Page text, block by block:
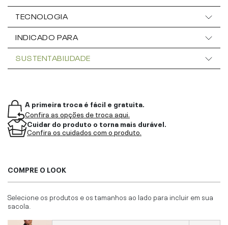
TECNOLOGIA
INDICADO PARA
SUSTENTABILIDADE
A primeira troca é fácil e gratuita.
Confira as opções de troca aqui.
Cuidar do produto o torna mais durável.
Confira os cuidados com o produto.
COMPRE O LOOK
Selecione os produtos e os tamanhos ao lado para incluir em sua
sacola.